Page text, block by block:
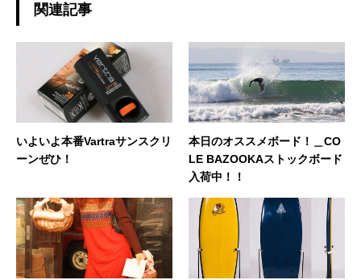
関連記事
いよいよ本番Vartraサンスクリ
ーンぜひ！
本日のオススメボード！＿CO
LE BAZOOKAストックボード
入荷中！！